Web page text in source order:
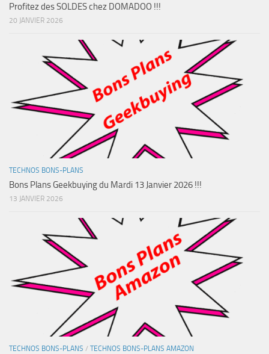
Profitez des SOLDES chez DOMADOO !!!
20 JANVIER 2026
TECHNOS BONS-PLANS
Bons Plans Geekbuying du Mardi 13 Janvier 2026 !!!
13 JANVIER 2026
TECHNOS BONS-PLANS / TECHNOS BONS-PLANS AMAZON